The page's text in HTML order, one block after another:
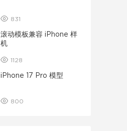
831
滚动模板兼容 iPhone 样
机
1128
iPhone 17 Pro 模型
800